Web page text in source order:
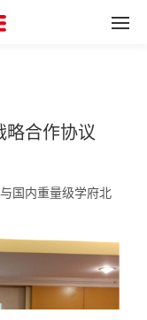
略合作协议
国内重量级学府北